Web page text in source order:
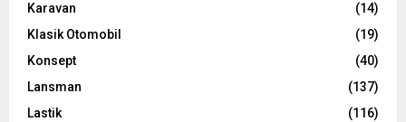
Karavan
(14)
Klasik Otomobil
(19)
Konsept
(40)
Lansman
(137)
Lastik
(116)